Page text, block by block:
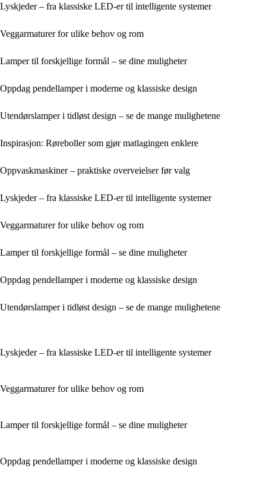
Lyskjeder – fra klassiske LED-er til intelligente systemer
Veggarmaturer for ulike behov og rom
Lamper til forskjellige formål – se dine muligheter
Oppdag pendellamper i moderne og klassiske design
Utendørslamper i tidløst design – se de mange mulighetene
Inspirasjon: Røreboller som gjør matlagingen enklere
Oppvaskmaskiner – praktiske overveielser før valg
Lyskjeder – fra klassiske LED-er til intelligente systemer
Veggarmaturer for ulike behov og rom
Lamper til forskjellige formål – se dine muligheter
Oppdag pendellamper i moderne og klassiske design
Utendørslamper i tidløst design – se de mange mulighetene
Lyskjeder – fra klassiske LED-er til intelligente systemer
Veggarmaturer for ulike behov og rom
Lamper til forskjellige formål – se dine muligheter
Oppdag pendellamper i moderne og klassiske design